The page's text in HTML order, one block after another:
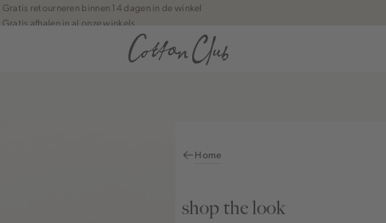
Gratis retourneren binnen 14 dagen in de winkel
Gratis afhalen in al onze winkels
Jouw bestelling wordt binnen 1 tot 5 dagen bezorgd
Betaal zoals jij wilt: o.a. iDEAL | Wero, Riverty, Apple pay & creditcard
Home
shop the look